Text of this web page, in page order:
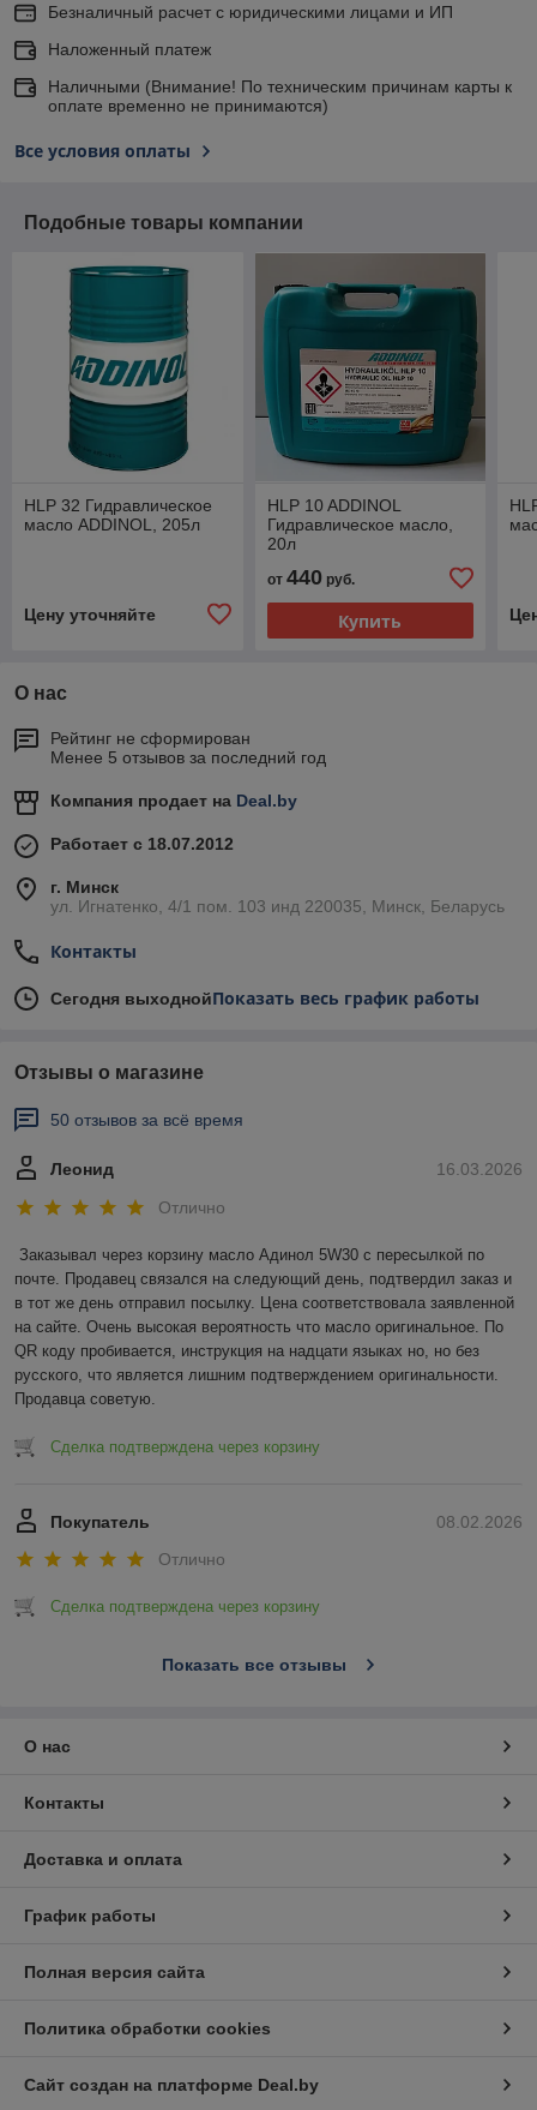
Безналичный расчет с юридическими лицами и ИП
Наложенный платеж
Наличными (Внимание! По техническим причинам карты к
оплате временно не принимаются)
Все условия оплаты
Подобные товары компании
HLP 32 Гидравлическое
масло ADDINOL, 205л
Цену уточняйте
HLP 10 ADDINOL
Гидравлическое масло,
20л
от 440руб.
Купить
О нас
Рейтинг не сформирован
Менее 5 отзывов за последний год
Компания продает на Deal.by
Работает с 18.07.2012
г. Минск
ул. Игнатенко, 4/1 пом. 103 инд 220035, Минск, Беларусь
Контакты
Сегодня выходнойПоказать весь график работы
Отзывы о магазине
50 отзывов за всё время
16.03.2026
Леонид
Отлично
Заказывал через корзину масло Адинол 5W30 с пересылкой по
почте. Продавец связался на следующий день, подтвердил заказ и
в тот же день отправил посылку. Цена соответствовала заявленной
на сайте. Очень высокая вероятность что масло оригинальное. По
QR коду пробивается, инструкция на надцати языках но, но без
русского, что является лишним подтверждением оригинальности.
Продавца советую.
Сделка подтверждена через корзину
08.02.2026
Покупатель
Отлично
Сделка подтверждена через корзину
Показать все отзывы
О нас
Контакты
Доставка и оплата
График работы
Полная версия сайта
Политика обработки cookies
Сайт создан на платформе Deal.by